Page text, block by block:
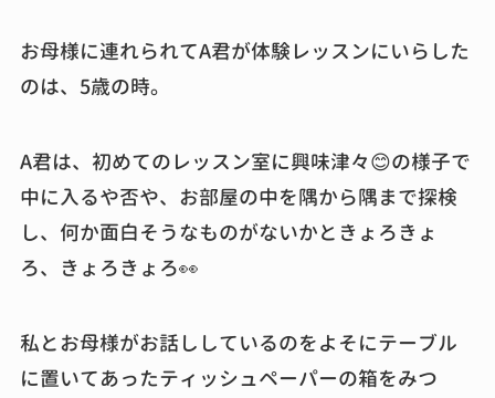
お母様に連れられてA君が体験レッスンにいらした
のは、5歳の時。
A君は、初めてのレッスン室に興味津々😊の様子で
中に入るや否や、お部屋の中を隅から隅まで探検
し、何か面白そうなものがないかときょろきょ
ろ、きょろきょろ👀
私とお母様がお話ししているのをよそにテーブル
に置いてあったティッシュペーパーの箱をみつ